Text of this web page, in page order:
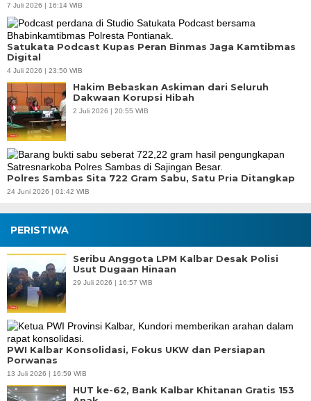
7 Juli 2026 | 16:14 WIB
Satukata Podcast Kupas Peran Binmas Jaga Kamtibmas
Digital
4 Juli 2026 | 23:50 WIB
Hakim Bebaskan Askiman dari Seluruh
Dakwaan Korupsi Hibah
2 Juli 2026 | 20:55 WIB
Polres Sambas Sita 722 Gram Sabu, Satu Pria Ditangkap
24 Juni 2026 | 01:42 WIB
PERISTIWA
Seribu Anggota LPM Kalbar Desak Polisi
Usut Dugaan Hinaan
29 Juli 2026 | 16:57 WIB
PWI Kalbar Konsolidasi, Fokus UKW dan Persiapan
Porwanas
13 Juli 2026 | 16:59 WIB
HUT ke-62, Bank Kalbar Khitanan Gratis 153